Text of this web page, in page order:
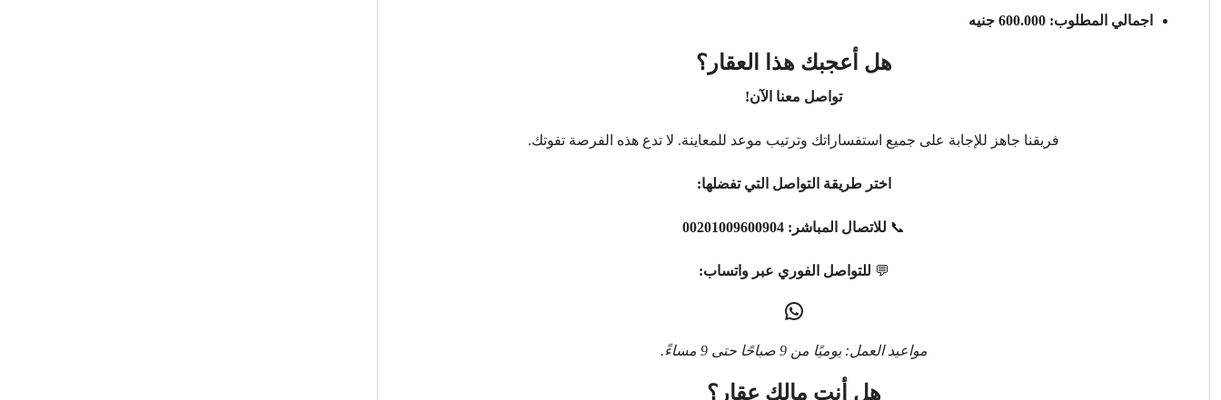
اجمالي المطلوب: 600.000 جنيه
هل أعجبك هذا العقار؟
تواصل معنا الآن!
فريقنا جاهز للإجابة على جميع استفساراتك وترتيب موعد للمعاينة. لا تدع هذه الفرصة تفوتك.
اختر طريقة التواصل التي تفضلها:
📞 للاتصال المباشر: 00201009600904
💬 للتواصل الفوري عبر واتساب:
مواعيد العمل: يوميًا من 9 صباحًا حتى 9 مساءً.
هل أنت مالك عقار؟